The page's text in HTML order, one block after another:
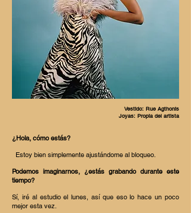
Vestido: Rue Agthonis
Joyas: Propia del artista
¿Hola, cómo estás?
Estoy bien simplemente ajustándome al bloqueo.
Podemos imaginarnos, ¿estás grabando durante este
tiempo?
Sí, iré al estudio el lunes, así que eso lo hace un poco
mejor esta vez.